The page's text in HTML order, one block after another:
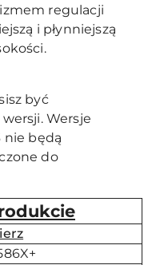
regulacji
i płynniejszą
być
Wersje
nie będą
do